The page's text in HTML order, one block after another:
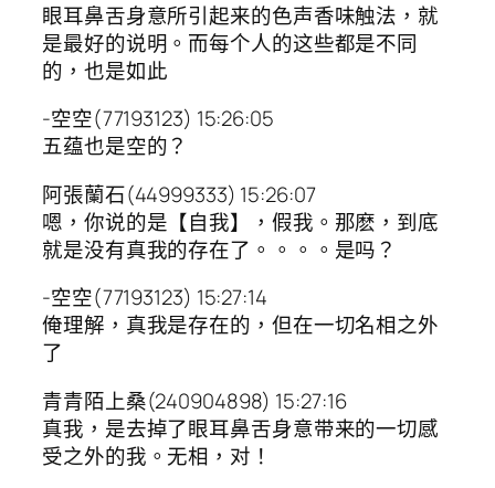
眼耳鼻舌身意所引起来的色声香味触法，就
是最好的说明。而每个人的这些都是不同
的，也是如此
-空空(77193123) 15:26:05
五蕴也是空的？
阿張蘭石(44999333) 15:26:07
嗯，你说的是【自我】，假我。那麽，到底
就是没有真我的存在了。。。。是吗？
-空空(77193123) 15:27:14
俺理解，真我是存在的，但在一切名相之外
了
青青陌上桑(240904898) 15:27:16
真我，是去掉了眼耳鼻舌身意带来的一切感
受之外的我。无相，对！